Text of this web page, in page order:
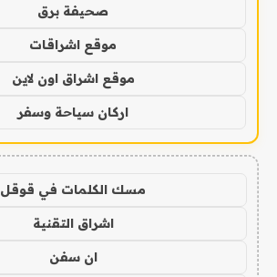
صحيفة برق
موقع اشراقات
موقع اشراق اون لاين
اركان سياحة وسفر
مسك الكلمات في قوقل
اشراق التقنية
ان سفن